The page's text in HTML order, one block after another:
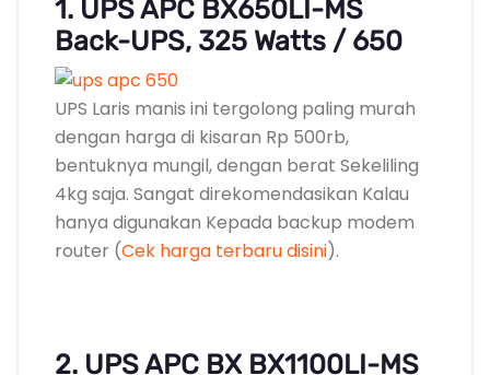
1. UPS APC BX650LI-MS
Back-UPS, 325 Watts / 650
UPS Laris manis ini tergolong paling murah
dengan harga di kisaran Rp 500rb,
bentuknya mungil, dengan berat Sekeliling
4kg saja. Sangat direkomendasikan Kalau
hanya digunakan Kepada backup modem
router (Cek harga terbaru disini).
2. UPS APC BX BX1100LI-MS